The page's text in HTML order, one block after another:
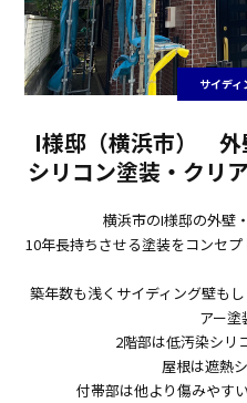
サイディ
I様邸（横浜市）
シリコン塗装・クリ
横浜市のI様邸の外壁
10年長持ちさせる塗装をコンセプ
築年数も浅くサイディング壁も
アー塗
2階部は低汚染シリ
屋根は遮熱
付帯部は他より傷みやす